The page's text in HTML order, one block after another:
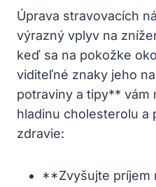
Úprava stravovacích
výrazný vplyv na
keď sa na pokožke
viditeľné znaky jeho
potraviny ​a tipy** vám
hladinu cholesterolu a
zdravie:
**Zvyšujte príjem